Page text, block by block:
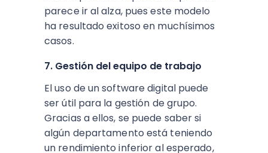
parece ir al alza, pues este modelo
ha resultado exitoso en muchísimos
casos.
7. Gestión del equipo de trabajo
El uso de un software digital puede
ser útil para la gestión de grupo.
Gracias a ellos, se puede saber si
algún departamento está teniendo
un rendimiento inferior al esperado,